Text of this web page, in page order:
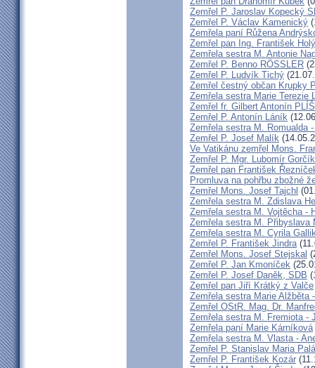
Zemřel P. Jaroslav Kopecký
Zemřel P. Václav Kamenický
Zemřela paní Růžena
Zemřel pan Ing. František
Zemřela sestra M. Antonie
Zemřel P. Benno RÖSSLER
Zemřel P. Ludvík Tichý
Zemřel čestný občan Krupky
Zemřela sestra Marie Terezie
Zemřel fr. Gilbert Antonín
Zemřel P. Antonín Láník
Zemřela sestra M. Romualda
Zemřel P. Josef Malík
Ve Vatikánu zemřel Mons.
Zemřel P. Mgr. Lubomír Gorčík
Zemřel pan František
Promluva na pohřbu zbožné
Zemřel Mons. Josef Tajchl
Zemřela sestra M. Zdislava
Zemřela sestra M. Vojtěcha -
Zemřela sestra M. Přibyslava
Zemřela sestra M. Cyrila
Zemřel P. František Jindra
Zemřel Mons. Josef Stejskal
Zemřel P. Jan Kmoníček
Zemřel P. Josef Daněk, SDB
Zemřel pan Jiří Krátký z Valče
Zemřela sestra Marie Alžběta
Zemřel OStR. Mag. Dr.
Zemřela sestra M. Fremiota -
Zemřela paní Marie Kárníková
Zemřela sestra M. Vlasta -
Zemřel P. Stanislav Maria
Zemřel P. František Kozár